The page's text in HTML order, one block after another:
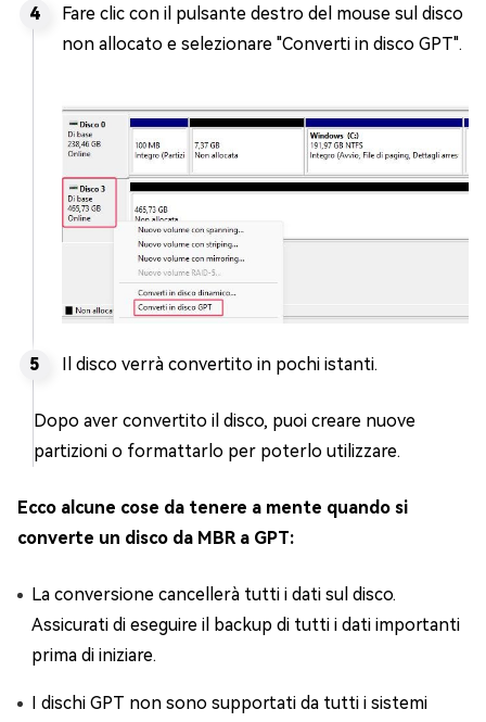
Fare clic con il pulsante destro del mouse sul disco
non allocato e selezionare "Converti in disco GPT".
Il disco verrà convertito in pochi istanti.
Dopo aver convertito il disco, puoi creare nuove
partizioni o formattarlo per poterlo utilizzare.
Ecco alcune cose da tenere a mente quando si
converte un disco da MBR a GPT:
La conversione cancellerà tutti i dati sul disco.
Assicurati di eseguire il backup di tutti i dati importanti
prima di iniziare.
I dischi GPT non sono supportati da tutti i sistemi